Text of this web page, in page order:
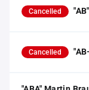
Cancelled
Cancelled